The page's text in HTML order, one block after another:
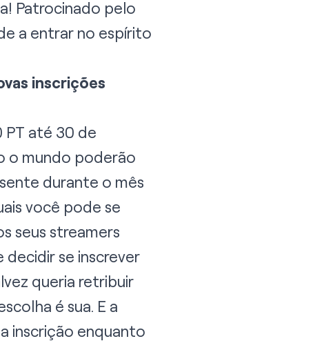
Patrocinado pelo
a entrar no espírito
inscrições
PT até 30 de
o mundo poderão
durante o mês
você pode se
seus streamers
decidir se inscrever
queria retribuir
é sua. E a
inscrição enquanto